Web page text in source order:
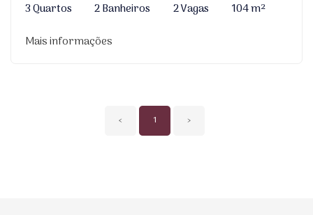
3 Quartos
2 Banheiros 2 Vagas
104 m²
Mais informações
‹ 1 ›